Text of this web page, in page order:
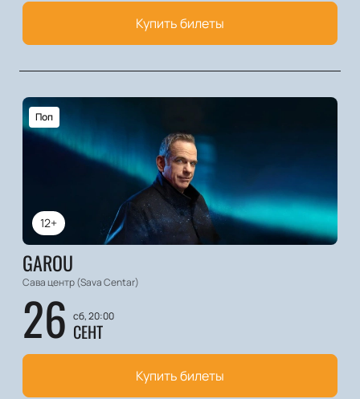
Купить билеты
12+
Поп
GAROU
Сава центр (Sava Centar)
26 сб, 20:00
СЕНТ
Купить билеты